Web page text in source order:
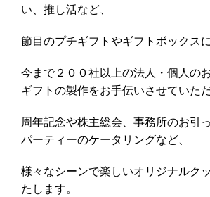
い、推し活など、
節目のプチギフトやギフトボックスに
今まで２００社以上の法人・個人の
ギフトの製作をお手伝いさせていた
周年記念や株主総会、事務所のお引
パーティーのケータリングなど、
様々なシーンで楽しいオリジナルク
たします。